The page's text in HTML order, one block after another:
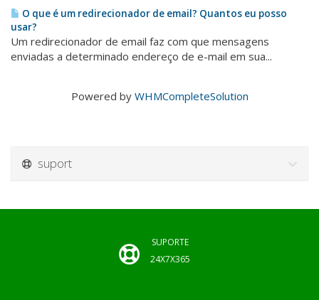
O que é um redirecionador de email? Quantos eu posso
usar?
Um redirecionador de email faz com que mensagens
enviadas a determinado endereço de e-mail em sua...
Powered by WHMCompleteSolution
suport
SUPORTE
24X7X365